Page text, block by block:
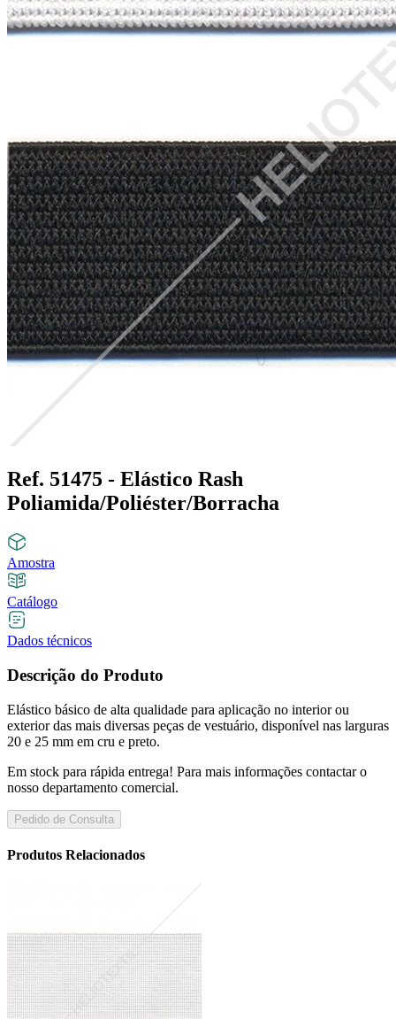
Ref. 51475 - Elástico Rash
Poliamida/Poliéster/Borracha
Amostra
Catálogo
Dados técnicos
Descrição do Produto
Elástico básico de alta qualidade para aplicação no interior ou
exterior das mais diversas peças de vestuário, disponível nas larguras
20 e 25 mm em cru e preto.
Em stock para rápida entrega! Para mais informações contactar o
nosso departamento comercial.
Pedido de Consulta
Produtos Relacionados